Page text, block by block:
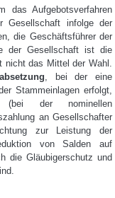
das Aufgebotsverfahren
Gesellschaft infolge der
die Geschäftsführer der
der Gesellschaft ist die
nicht das Mittel der Wahl.
, bei der eine
Stammeinlagen erfolgt,
(bei der nominellen
an Gesellschafter
zur Leistung der
von Salden auf
die Gläubigerschutz und